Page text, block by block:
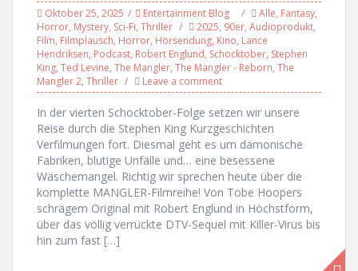
Oktober 25, 2025 Entertainment Blog Alle, Fantasy,
Horror, Mystery, Sci-Fi, Thriller 2025, 90er, Audioprodukt,
Film, Filmplausch, Horror, Hörsendung, Kino, Lance
Hendriksen, Podcast, Robert Englund, Schocktober, Stephen
King, Ted Levine, The Mangler, The Mangler - Reborn, The
Mangler 2, Thriller Leave a comment
In der vierten Schocktober-Folge setzen wir unsere
Reise durch die Stephen King Kurzgeschichten
Verfilmungen fort. Diesmal geht es um dämonische
Fabriken, blutige Unfälle und… eine besessene
Wäschemangel. Richtig wir sprechen heute über die
komplette MANGLER-Filmreihe! Von Tobe Hoopers
schrägem Original mit Robert Englund in Höchstform,
über das völlig verrückte DTV-Sequel mit Killer-Virus bis
hin zum fast […]